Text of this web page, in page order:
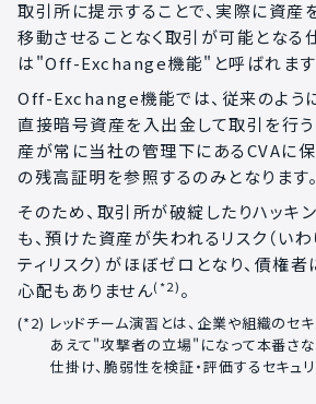
取引所に提示することで、実際に資
移動させることなく取引が可能となる
は"Off-Exchange機能"と呼ばれます
Off-Exchange機能では、従来のよう
直接暗号資産を入出金して取引を行
産が常に当社の管理下にあるCVAに
の残高証明を参照するのみとなります。
そのため、取引所が破綻したりハッキ
も、預けた資産が失われるリスク（い
ティリスク）がほぼゼロとなり、債権
心配もありません(*2)。
レッドチーム演習とは、企業や組織のセ
あえて"攻撃者の立場"になって本番さ
仕掛け、脆弱性を検証・評価するセキュリ